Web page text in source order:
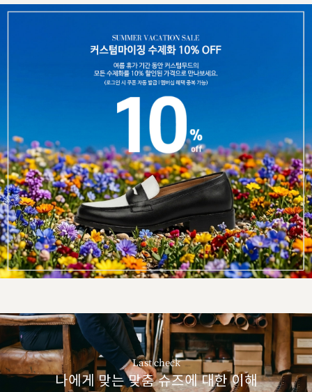
Last check
나에게 맞는 맞춤 슈즈에 대한 이해